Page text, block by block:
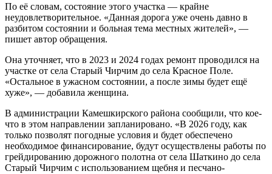
По её словам, состояние этого участка — крайне
неудовлетворительное. «Данная дорога уже очень давно в
разбитом состоянии и больная тема местных жителей», —
пишет автор обращения.
Она уточняет, что в 2023 и 2024 годах ремонт проводился на
участке от села Старый Чирчим до села Красное Поле.
«Остальное в ужасном состоянии, а после зимы будет ещё
хуже», — добавила женщина.
В администрации Камешкирского района сообщили, что кое-
что в этом направлении запланировано. «В 2026 году, как
только позволят погодные условия и будет обеспечено
необходимое финансирование, будут осуществлены работы по
грейдированию дорожного полотна от села Шаткино до села
Старый Чирчим с использованием щебня и песчано-